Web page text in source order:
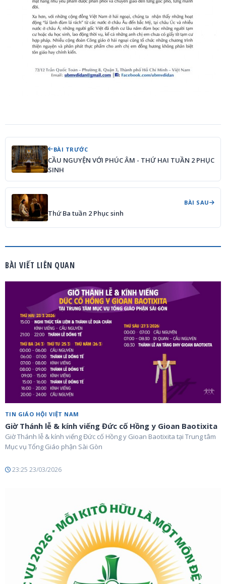
BÀI TRƯỚC
CẦU NGUYỆN VỚI PHÚC ÂM - THỨ HAI TUẦN 2 PHỤC
SINH
BÀI SAU
Thứ Ba tuần 2 Phục sinh
BÀI VIẾT LIÊN QUAN
TIN GIÁO HỘI VIỆT NAM
Giờ Thánh lễ & kính viếng Đức cố Hồng y Gioan Baotixita
Giờ Thánh lễ & kính viếng Đức cố Hồng y Gioan Baotixita tại Trung tâm
Mục vụ Tổng Giáo phận Sài Gòn
23:25 23/03/2026